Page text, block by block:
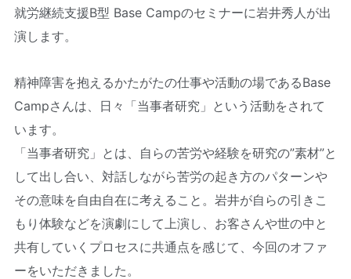
就労継続支援B型 Base Campのセミナーに岩井秀人が出
演します。
精神障害を抱えるかたがたの仕事や活動の場であるBase
Campさんは、日々「当事者研究」という活動をされて
います。
「当事者研究」とは、自らの苦労や経験を研究の”素材”と
して出し合い、対話しながら苦労の起き方のパターンや
その意味を自由自在に考えること。岩井が自らの引きこ
もり体験などを演劇にして上演し、お客さんや世の中と
共有していくプロセスに共通点を感じて、今回のオファ
ーをいただきました。